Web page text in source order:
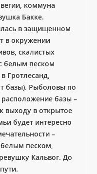
коммуна
Бакке.
в защищенном
в окружении
скалистых
белым песком
Гротлесанд,
базы). Рыболовы по
базы –
выходу в открытое
будет интересно
–
песком,
Кальвог. До